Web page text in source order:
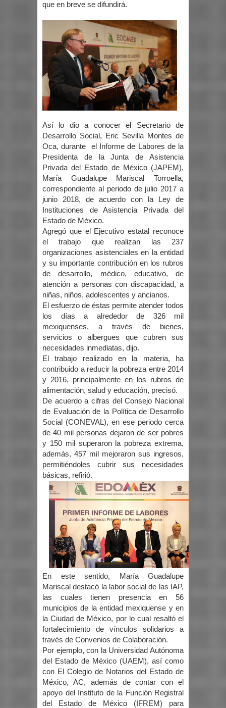
que en breve se difundirá.
Así lo dio a conocer el Secretario de
Desarrollo Social, Eric Sevilla Montes de
Oca, durante el Informe de Labores de la
Presidenta de la Junta de Asistencia
Privada del Estado de México (JAPEM),
María Guadalupe Mariscal Torroella,
correspondiente al periodo de julio 2017 a
junio 2018, de acuerdo con la Ley de
Instituciones de Asistencia Privada del
Estado de México.
Agregó que el Ejecutivo estatal reconoce
el trabajo que realizan las 237
organizaciones asistenciales en la entidad
y su importante contribución en los rubros
de desarrollo, médico, educativo, de
atención a personas con discapacidad, a
niñas, niños, adolescentes y ancianos.
El esfuerzo de éstas permite atender todos
los días a alrededor de 326 mil
mexiquenses, a través de bienes,
servicios o albergues que cubren sus
necesidades inmediatas, dijo.
El trabajo realizado en la materia, ha
contribuido a reducir la pobreza entre 2014
y 2016, principalmente en los rubros de
alimentación, salud y educación, precisó.
De acuerdo a cifras del Consejo Nacional
de Evaluación de la Política de Desarrollo
Social (CONEVAL), en ese periodo cerca
de 40 mil personas dejaron de ser pobres
y 150 mil superaron la pobreza extrema,
además, 457 mil mejoraron sus ingresos,
permitiéndoles cubrir sus necesidades
básicas, refirió.
En este sentido, María Guadalupe
Mariscal destacó la labor social de las IAP,
las cuales tienen presencia en 56
municipios de la entidad mexiquense y en
la Ciudad de México, por lo cual resaltó el
fortalecimiento de vínculos solidarios a
través de Convenios de Colaboración.
Por ejemplo, con la Universidad Autónoma
del Estado de México (UAEM), así como
con El Colegio de Notarios del Estado de
México, AC, además de contar con el
apoyo del Instituto de la Función Registral
del Estado de México (IFREM) para